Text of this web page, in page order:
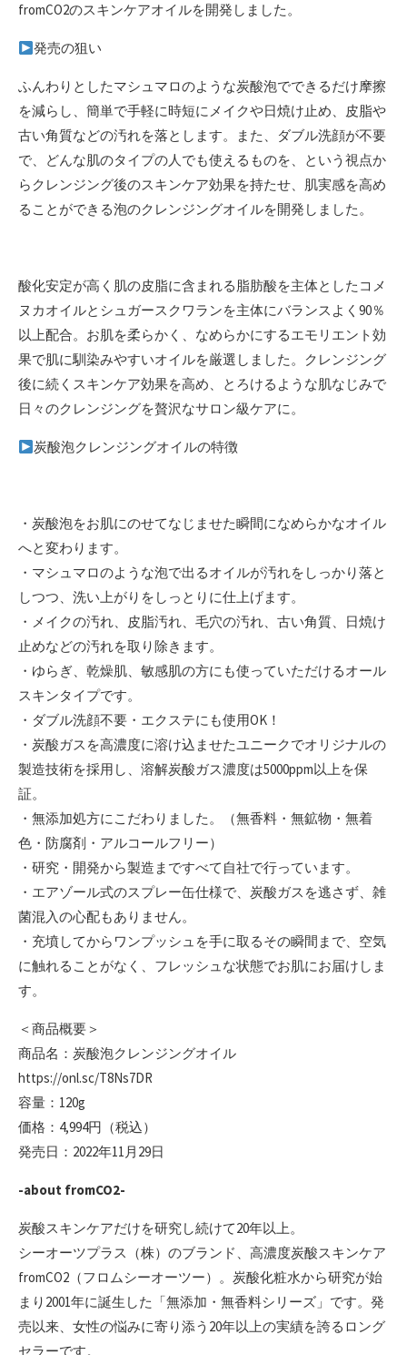
fromCO2のスキンケアオイルを開発しました。
発売の狙い
ふんわりとしたマシュマロのような炭酸泡でできるだけ摩擦
を減らし、簡単で手軽に時短にメイクや日焼け止め、皮脂や
古い角質などの汚れを落とします。また、ダブル洗顔が不要
で、どんな肌のタイプの人でも使えるものを、という視点か
らクレンジング後のスキンケア効果を持たせ、肌実感を高め
ることができる泡のクレンジングオイルを開発しました。
酸化安定が高く肌の皮脂に含まれる脂肪酸を主体としたコメ
ヌカオイルとシュガースクワランを主体にバランスよく90％
以上配合。お肌を柔らかく、なめらかにするエモリエント効
果で肌に馴染みやすいオイルを厳選しました。クレンジング
後に続くスキンケア効果を高め、とろけるような肌なじみで
日々のクレンジングを贅沢なサロン級ケアに。
炭酸泡クレンジングオイルの特徴
・炭酸泡をお肌にのせてなじませた瞬間になめらかなオイル
へと変わります。
・マシュマロのような泡で出るオイルが汚れをしっかり落と
しつつ、洗い上がりをしっとりに仕上げます。
・メイクの汚れ、皮脂汚れ、毛穴の汚れ、古い角質、日焼け
止めなどの汚れを取り除きます。
・ゆらぎ、乾燥肌、敏感肌の方にも使っていただけるオール
スキンタイプです。
・ダブル洗顔不要・エクステにも使用OK！
・炭酸ガスを高濃度に溶け込ませたユニークでオリジナルの
製造技術を採用し、溶解炭酸ガス濃度は5000ppm以上を保
証。
・無添加処方にこだわりました。（無香料・無鉱物・無着
色・防腐剤・アルコールフリー）
・研究・開発から製造まですべて自社で行っています。
・エアゾール式のスプレー缶仕様で、炭酸ガスを逃さず、雑
菌混入の心配もありません。
・充墳してからワンプッシュを手に取るその瞬間まで、空気
に触れることがなく、フレッシュな状態でお肌にお届けしま
す。
＜商品概要＞
商品名：炭酸泡クレンジングオイル
https://onl.sc/T8Ns7DR
容量：120g
価格：4,994円（税込）
発売日：2022年11月29日
-about fromCO2-
炭酸スキンケアだけを研究し続けて20年以上。
シーオーツプラス（株）のブランド、高濃度炭酸スキンケア
fromCO2（フロムシーオーツー）。炭酸化粧水から研究が始
まり2001年に誕生した「無添加・無香料シリーズ」です。発
売以来、女性の悩みに寄り添う20年以上の実績を誇るロング
セラーです。